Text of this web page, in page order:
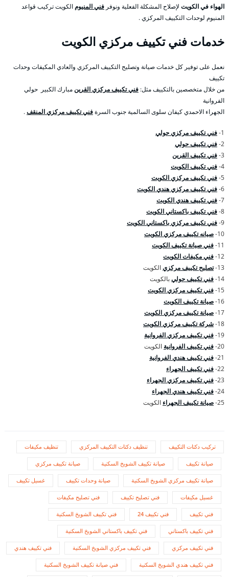
الهواء في الكويت لإصلاح المشكلة الفعلية ونوفر فني المنيومالكويت تركيب قواعد
المنيوم لوحدات التكييف المركزي .
خدمات فني تكييف مركزي الكويت
نعمل على توفير كل خدمات صيانة وتصليح التكييف المركزي والعادي المكيفات وحدات
تكييف
من خلال متخصصين بالتكييف مثل: فني تكييف مركزي القرينمبارك الكبير حولي
الفروانية
الجهراء الاحمدي كيفان سلوى السالمية جنوب السرةفني تكييف مركزي المنقف.
1- فني تكييف مركزي حولي
2- فني تكييف حولي
3- فني تكييف القرين
4- فني تكييف الكويت
5- فني تكييف مركزي الكويت
6- فني تكييف مركزي هندي الكويت
7- فني تكييف هندي الكويت
8- فني تكييف باكستاني الكويت
9- فني تكييف مركزي باكستاني الكويت
10- صيانه تكييف مركزي الكويت
11- فني صيانة تكييف الكويت
12- فني مكيفات الكويت
13- تصليح تكييف مركزيالكويت
14- فني تكييف حوليبالكويت
15- فني تكييف مركزي الكويت
16- صيانة تكييف الكويت
17- صيانة تكييف مركزي الكويت
18- شركة تكييف مركزي الكويت
19- فني تكييف مركزي الفروانية
20- فني تكييف الفروانية الكويت
21- فني تكييف هندي الفروانية
22- فني تكييف الجهراء
23- فني تكييف مركزي الجهراء
24- فني تكييف هندي الجهراء
25- صيانة تكييف الجهراء الكويت
تركيب دكتات التكييف تنظيف دكتات التكييف المركزي تنظيف مكيفات
صيانة تكييف صيانة تكييف الشويخ السكنية صيانة تكييف مركزي
صيانة تكييف مركزي الشويخ السكنية صيانة وحدات تكييف غسيل تكييف
غسيل مكيفات فني تصليح تكييف فني تصليح مكيفات
فني تكييف فني تكييف 24 فني تكييف الشويخ السكنية
فني تكييف باكستاني فني تكييف باكستاني الشويخ السكنية
فني تكييف مركزي فني تكييف مركزي الشويخ السكنية فني تكييف هندي
فني تكييف هندي الشويخ السكنية فني صيانة تكييف الشويخ السكنية